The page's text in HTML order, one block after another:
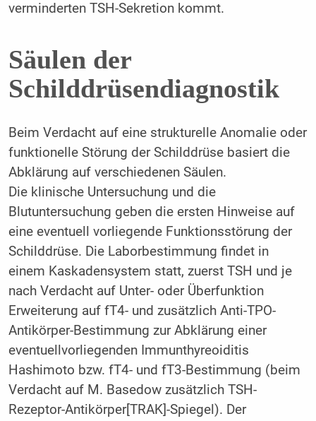
verminderten TSH-Sekretion kommt.
Säulen der
Schilddrüsendiagnostik
Beim Verdacht auf eine strukturelle Anomalie oder
funktionelle Störung der Schilddrüse basiert die
Abklärung auf verschiedenen Säulen.
Die klinische Untersuchung und die
Blutuntersuchung geben die ersten Hinweise auf
eine eventuell vorliegende Funktionsstörung der
Schilddrüse. Die Laborbestimmung findet in
einem Kaskadensystem statt, zuerst TSH und je
nach Verdacht auf Unter- oder Überfunktion
Erweiterung auf fT4- und zusätzlich Anti-TPO-
Antikörper-Bestimmung zur Abklärung einer
eventuellvorliegenden Immunthyreoiditis
Hashimoto bzw. fT4- und fT3-Bestimmung (beim
Verdacht auf M. Basedow zusätzlich TSH-
Rezeptor-Antikörper[TRAK]-Spiegel). Der